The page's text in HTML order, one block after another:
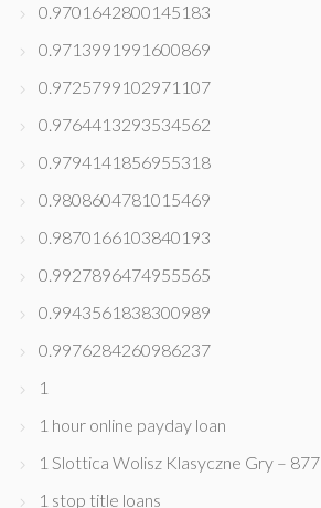
0.9701642800145183
0.9713991991600869
0.9725799102971107
0.9764413293534562
0.9794141856955318
0.9808604781015469
0.9870166103840193
0.9927896474955565
0.9943561838300989
0.9976284260986237
1
1 hour online payday loan
1 Slottica Wolisz Klasyczne Gry – 877
1 stop title loans